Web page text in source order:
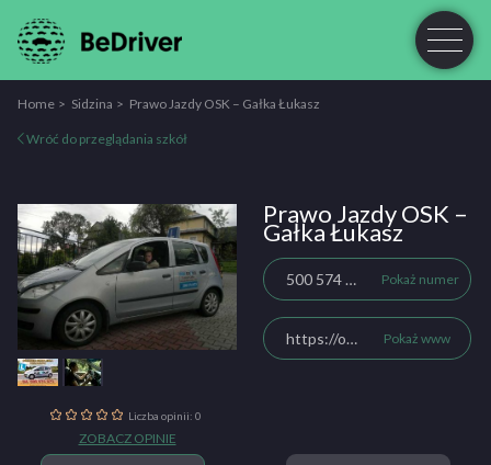
Home Sidzina Prawo Jazdy OSK – Gałka Łukasz
Wróć do przeglądania szkół
Liczba opinii: 0
ZOBACZ OPINIE
Prawo Jazdy OSK –
Gałka Łukasz
500 574 073 Pokaż numer
https://oskgalka.business.site Pokaż www